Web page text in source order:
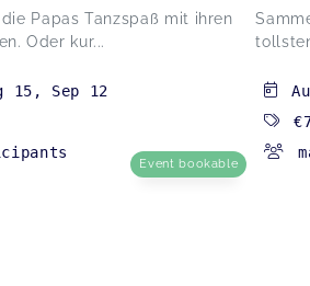
Papas Tanzspaß mit ihren
Oder kur...
15 , Sep 12
Event bookable